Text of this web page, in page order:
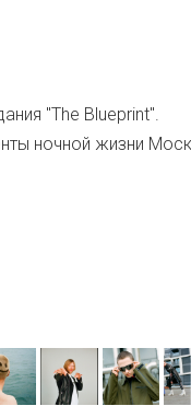
"The Blueprint".
ночной жизни